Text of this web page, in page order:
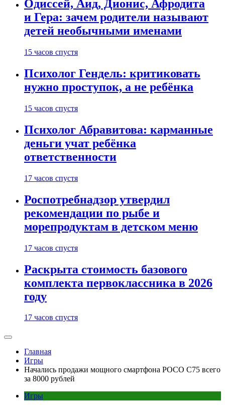
Одиссей, Аид, Дионис, Афродита
и Гера: зачем родители называют
детей необычными именами
15 часов спустя
Психолог Гендель: критиковать
нужно проступок, а не ребёнка
15 часов спустя
Психолог Абравитова: карманные
деньги учат ребёнка
ответственности
17 часов спустя
Роспотребнадзор утвердил
рекомендации по рыбе и
морепродуктам в детском меню
17 часов спустя
Раскрыта стоимость базового
комплекта первоклассника в 2026
году
17 часов спустя
Главная
Игры
Начались продажи мощного смартфона POCO C75 всего
за 8000 рублей
Игры